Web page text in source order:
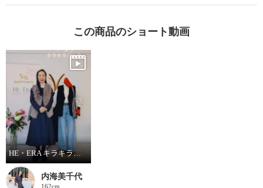
この商品のショート動画
HE・ERA キラキラバッグ
内海美千代
162cm